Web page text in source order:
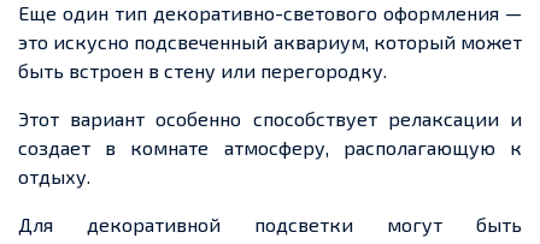
Еще один тип декоративно-светового оформления —
это искусно подсвеченный аквариум, который может
быть встроен в стену или перегородку.
Этот вариант особенно способствует релаксации и
создает в комнате атмосферу, располагающую к
отдыху.
Для декоративной подсветки могут быть